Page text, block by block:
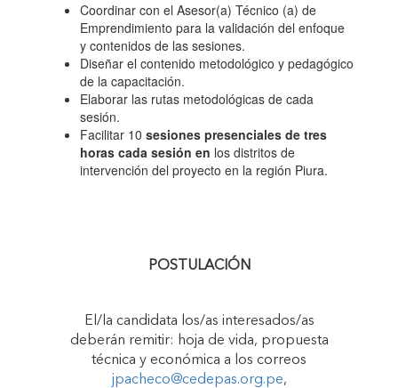
Coordinar con el Asesor(a) Técnico (a) de
Emprendimiento para la validación del enfoque
y contenidos de las sesiones.
Diseñar el contenido metodológico y pedagógico
de la capacitación.
Elaborar las rutas metodológicas de cada
sesión.
Facilitar 10 sesiones presenciales de tres
horas cada sesión en los distritos de
intervención del proyecto en la región Piura.
POSTULACIÓN
El/la candidata los/as interesados/as
deberán remitir: hoja de vida, propuesta
técnica y económica a los correos
jpacheco@cedepas.org.pe,